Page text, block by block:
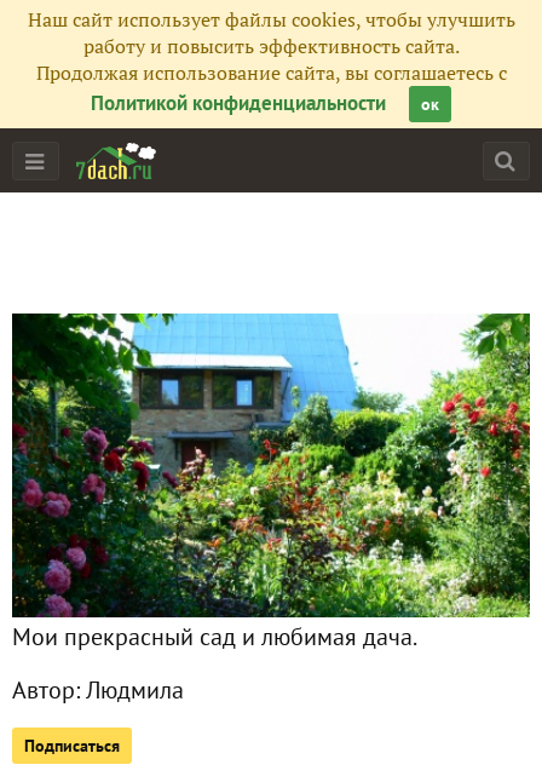
Наш сайт использует файлы cookies, чтобы улучшить
работу и повысить эффективность сайта.
Продолжая использование сайта, вы соглашаетесь с
Политикой конфиденциальности
ок
Мои прекрасный сад и любимая дача.
Автор:Людмила
Подписаться
Главная
Фото 38
Сейчас обсуждают
Дачный чердак. Или мансарда?
Слагаемые уюта.
Милый дом
Дорогие мои старики...
Краски осеннего сада